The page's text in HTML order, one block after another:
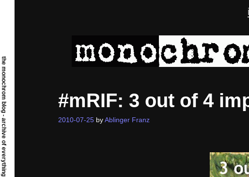
#mRIF: 3 out of 4
2010-07-25 by Ablinger Franz
the monochrom blog - archive of everything